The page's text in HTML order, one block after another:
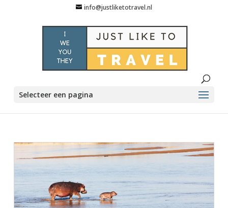
info@justliketotravel.nl
Selecteer een pagina